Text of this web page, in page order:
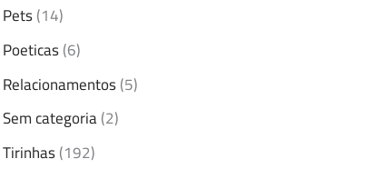
Pets(14)
Poeticas(6)
Relacionamentos(5)
Sem categoria(2)
Tirinhas(192)